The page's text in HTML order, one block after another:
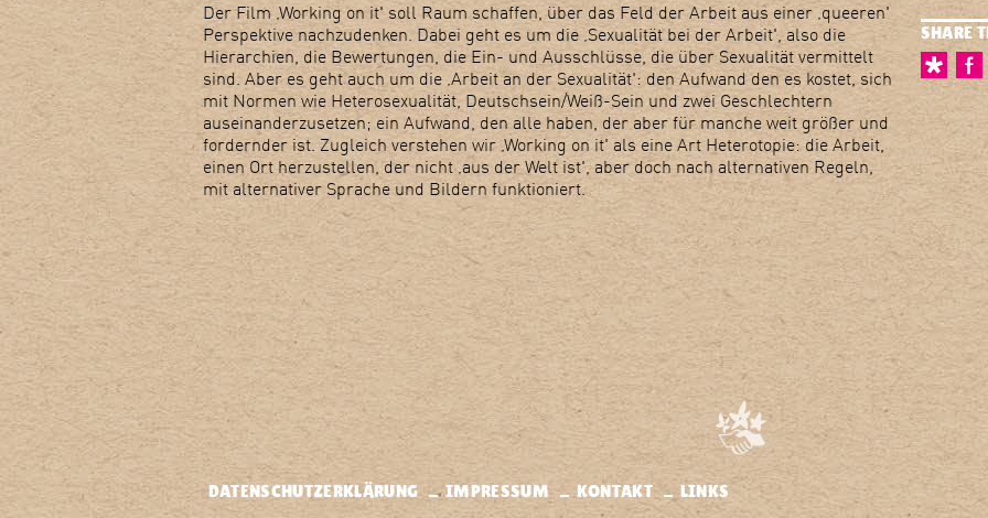
Der Film ‚Working on it' soll Raum schaffen, über das Feld der Arbeit aus einer ‚queeren'
Perspektive nachzudenken. Dabei geht es um die ‚Sexualität bei der Arbeit', also die
Hierarchien, die Bewertungen, die Ein- und Ausschlüsse, die über Sexualität vermittelt
sind. Aber es geht auch um die ‚Arbeit an der Sexualität': den Aufwand den es kostet, sich
mit Normen wie Heterosexualität, Deutschsein/Weiß-Sein und zwei Geschlechtern
auseinanderzusetzen; ein Aufwand, den alle haben, der aber für manche weit größer und
fordernder ist. Zugleich verstehen wir ‚Working on it' als eine Art Heterotopie: die Arbeit,
einen Ort herzustellen, der nicht ‚aus der Welt ist', aber doch nach alternativen Regeln,
mit alternativer Sprache und Bildern funktioniert.
SHARE
DATENSCHUTZERKLÄRUNG IMPRESSUM KONTAKT LINKS